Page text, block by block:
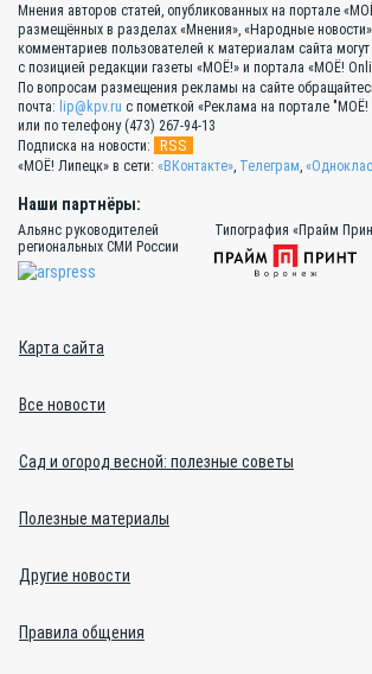
Мнения авторов статей, опубликованных на портале
размещённых в разделах «Мнения», «Народные
комментариев пользователей к материалам сайта могут
с позицией редакции газеты «МОЁ!» и портала «МОЁ!
По вопросам размещения рекламы на сайте
почта: lip@kpv.ru с пометкой «Реклама на портале "МОЁ!
или по телефону (473) 267-94-13
Подписка на новости:
RSS
«МОЁ! Липецк» в сети: «ВКонтакте» Телеграм
Наши партнёры:
Альянс руководителей
региональных СМИ России
Типография «Прайм
Карта сайта
Все новости
Сад и огород весной: полезные советы
Полезные материалы
Другие новости
Правила общения